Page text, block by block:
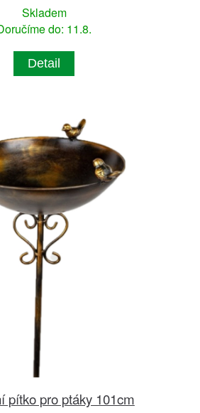
Skladem
do: 11.8.
Detail
pítko pro ptáky 101cm